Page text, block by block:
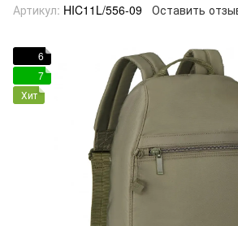
Артикул: HIC11L/556-09 Оставить
6
7
Хит